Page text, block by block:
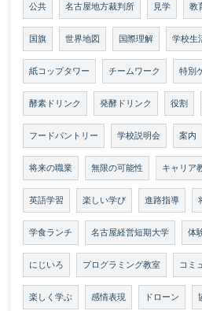
公共 名古屋地方裁判所 見学 教
国旗 世界地図 国際理解 学校生
紙コップタワー チームワーク 特別
酵素ドリンク 発酵ドリンク 役割
フードパントリー 学校説明会 案内
将来の職業 無限の可能性 キャリア
英語学習 楽しい学び 進路指導
学食ランチ 名古屋経営短期大学 体
にじいろ プログラミング教室 コミ
楽しく学ぶ 感情表現 ドローン